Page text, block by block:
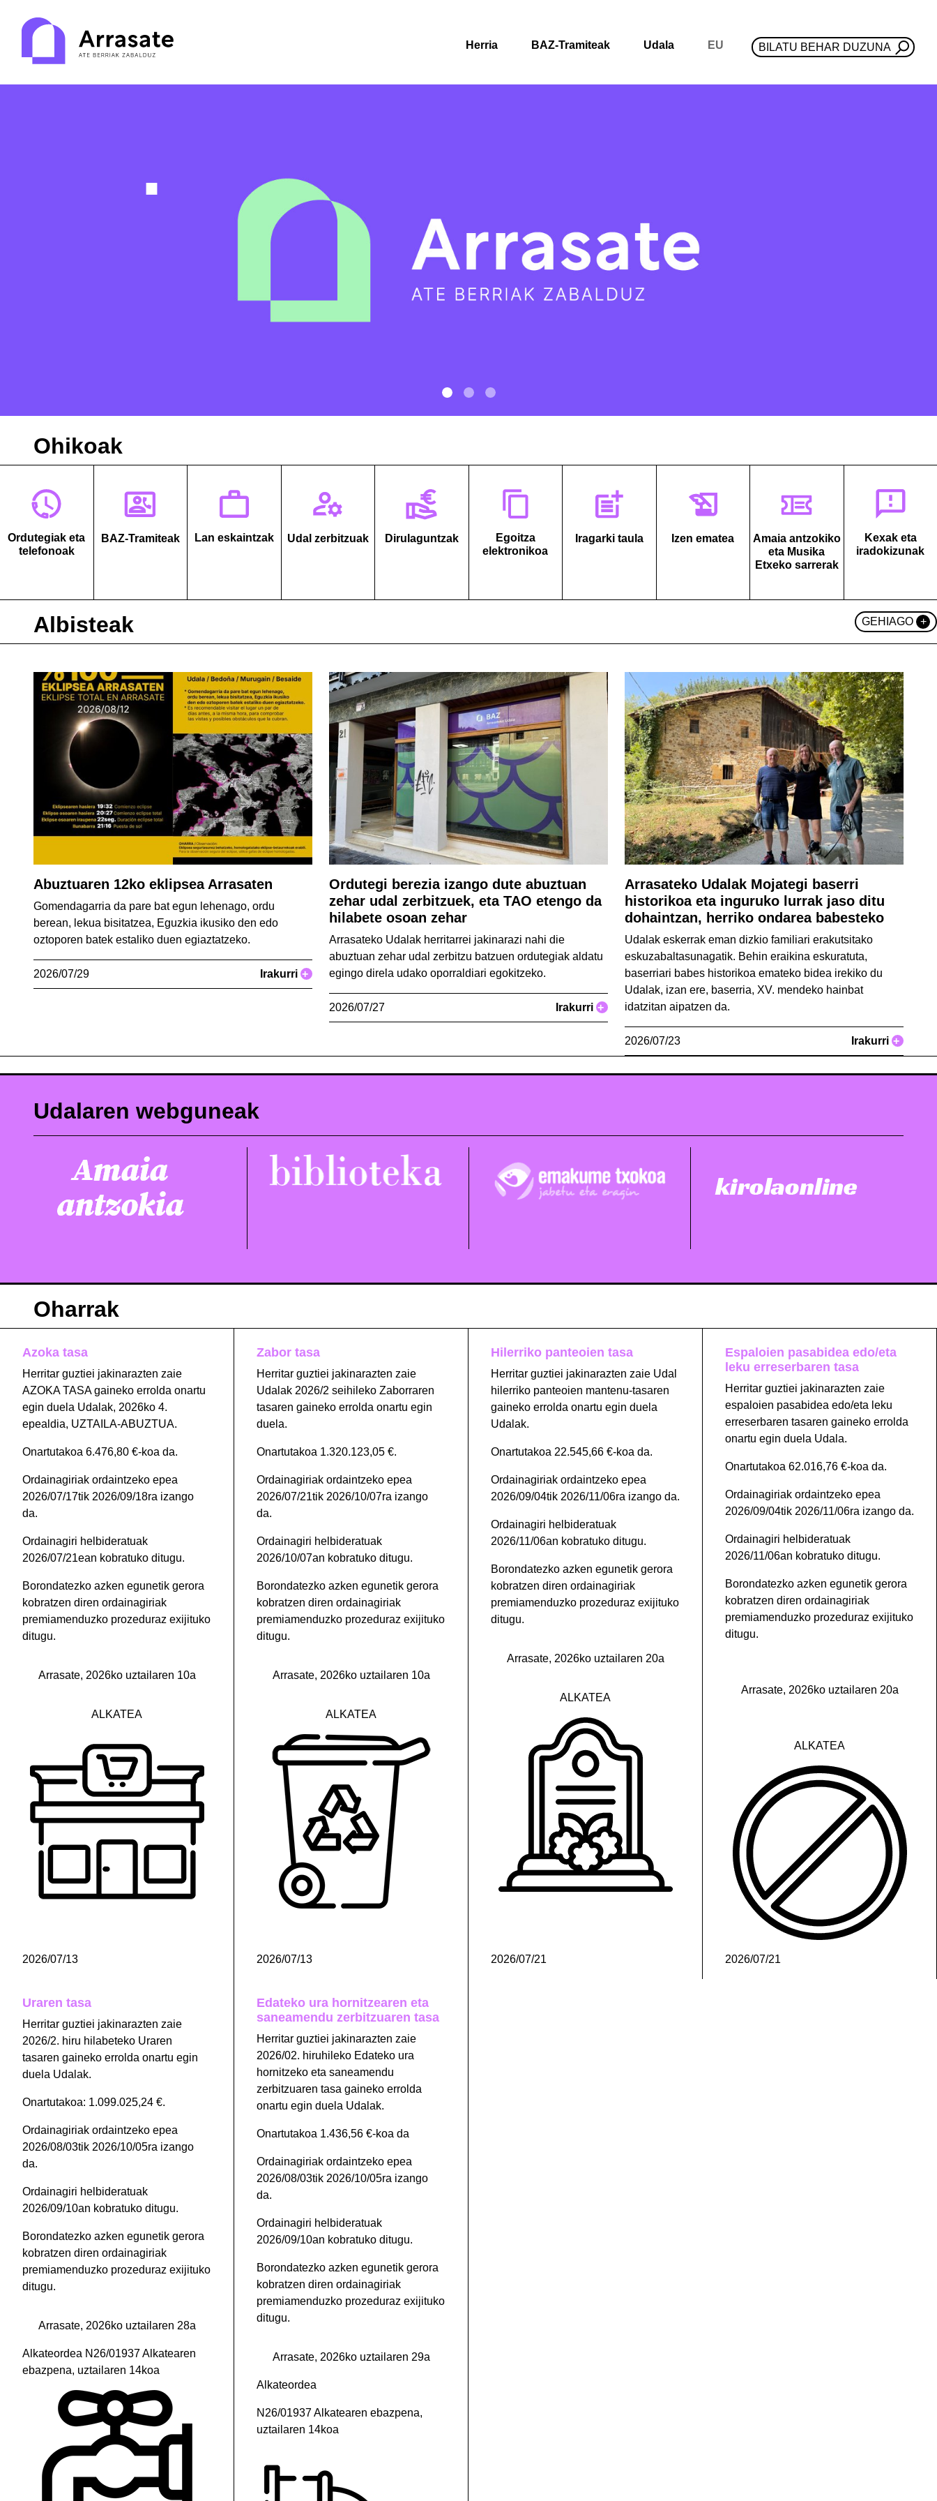
Herria BAZ-Tramiteak Udala EU BILATU BEHAR DUZUNA
Ohikoak
Ordutegiak eta
telefonoak
BAZ-Tramiteak Lan eskaintzak Udal zerbitzuak Dirulaguntzak
Egoitza
elektronikoa
Iragarki taula Izen ematea
Amaia antzokiko
eta Musika
Etxeko sarrerak
Kexak eta
iradokizunak
Albisteak GEHIAGO +
Abuztuaren 12ko eklipsea Arrasaten
Gomendagarria da pare bat egun lehenago, ordu
berean, lekua bisitatzea, Eguzkia ikusiko den edo
oztoporen batek estaliko duen egiaztatzeko.
2026/07/29 Irakurri +
Ordutegi berezia izango dute abuztuan
zehar udal zerbitzuek, eta TAO etengo da
hilabete osoan zehar
Arrasateko Udalak herritarrei jakinarazi nahi die
abuztuan zehar udal zerbitzu batzuen ordutegiak aldatu
egingo direla udako oporraldiari egokitzeko.
2026/07/27 Irakurri +
Arrasateko Udalak Mojategi baserri
historikoa eta inguruko lurrak jaso ditu
dohaintzan, herriko ondarea babesteko
Udalak eskerrak eman dizkio familiari erakutsitako
eskuzabaltasunagatik. Behin eraikina eskuratuta,
baserriari babes historikoa emateko bidea irekiko du
Udalak, izan ere, baserria, XV. mendeko hainbat
idatzitan aipatzen da.
2026/07/23 Irakurri +
Udalaren webguneak
Oharrak
Azoka tasa
Herritar guztiei jakinarazten zaie
AZOKA TASA gaineko errolda onartu
egin duela Udalak, 2026ko 4.
epealdia, UZTAILA-ABUZTUA.
Onartutakoa 6.476,80 €-koa da.
Ordainagiriak ordaintzeko epea
2026/07/17tik 2026/09/18ra izango
da.
Ordainagiri helbideratuak
2026/07/21ean kobratuko ditugu.
Borondatezko azken egunetik gerora
kobratzen diren ordainagiriak
premiamenduzko prozeduraz exijituko
ditugu.
Arrasate, 2026ko uztailaren 10a
ALKATEA
2026/07/13
Zabor tasa
Herritar guztiei jakinarazten zaie
Udalak 2026/2 seihileko Zaborraren
tasaren gaineko errolda onartu egin
duela.
Onartutakoa 1.320.123,05 €.
Ordainagiriak ordaintzeko epea
2026/07/21tik 2026/10/07ra izango
da.
Ordainagiri helbideratuak
2026/10/07an kobratuko ditugu.
Borondatezko azken egunetik gerora
kobratzen diren ordainagiriak
premiamenduzko prozeduraz exijituko
ditugu.
Arrasate, 2026ko uztailaren 10a
ALKATEA
2026/07/13
Hilerriko panteoien tasa
Herritar guztiei jakinarazten zaie Udal
hilerriko panteoien mantenu-tasaren
gaineko errolda onartu egin duela
Udalak.
Onartutakoa 22.545,66 €-koa da.
Ordainagiriak ordaintzeko epea
2026/09/04tik 2026/11/06ra izango da.
Ordainagiri helbideratuak
2026/11/06an kobratuko ditugu.
Borondatezko azken egunetik gerora
kobratzen diren ordainagiriak
premiamenduzko prozeduraz exijituko
ditugu.
Arrasate, 2026ko uztailaren 20a
ALKATEA
2026/07/21
Espaloien pasabidea edo/eta
leku erreserbaren tasa
Herritar guztiei jakinarazten zaie
espaloien pasabidea edo/eta leku
erreserbaren tasaren gaineko errolda
onartu egin duela Udala.
Onartutakoa 62.016,76 €-koa da.
Ordainagiriak ordaintzeko epea
2026/09/04tik 2026/11/06ra izango da.
Ordainagiri helbideratuak
2026/11/06an kobratuko ditugu.
Borondatezko azken egunetik gerora
kobratzen diren ordainagiriak
premiamenduzko prozeduraz exijituko
ditugu.
Arrasate, 2026ko uztailaren 20a
ALKATEA
2026/07/21
Uraren tasa
Herritar guztiei jakinarazten zaie
2026/2. hiru hilabeteko Uraren
tasaren gaineko errolda onartu egin
duela Udalak.
Onartutakoa: 1.099.025,24 €.
Ordainagiriak ordaintzeko epea
2026/08/03tik 2026/10/05ra izango
da.
Ordainagiri helbideratuak
2026/09/10an kobratuko ditugu.
Borondatezko azken egunetik gerora
kobratzen diren ordainagiriak
premiamenduzko prozeduraz exijituko
ditugu.
Arrasate, 2026ko uztailaren 28a
Alkateordea N26/01937 Alkatearen
ebazpena, uztailaren 14koa
Edateko ura hornitzearen eta
saneamendu zerbitzuaren tasa
Herritar guztiei jakinarazten zaie
2026/02. hiruhileko Edateko ura
hornitzeko eta saneamendu
zerbitzuaren tasa gaineko errolda
onartu egin duela Udalak.
Onartutakoa 1.436,56 €-koa da
Ordainagiriak ordaintzeko epea
2026/08/03tik 2026/10/05ra izango
da.
Ordainagiri helbideratuak
2026/09/10an kobratuko ditugu.
Borondatezko azken egunetik gerora
kobratzen diren ordainagiriak
premiamenduzko prozeduraz exijituko
ditugu.
Arrasate, 2026ko uztailaren 29a
Alkateordea
N26/01937 Alkatearen ebazpena,
uztailaren 14koa